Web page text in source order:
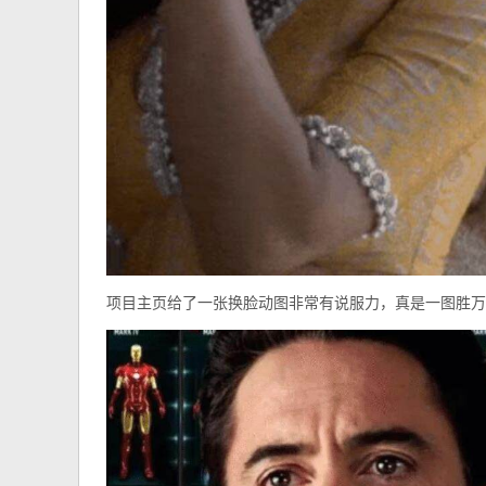
项目主页给了一张换脸动图非常有说服力，真是一图胜